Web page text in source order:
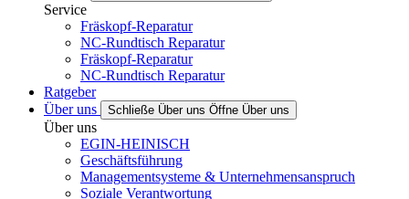
Service
Fräskopf-Reparatur
NC-Rundtisch Reparatur
Fräskopf-Reparatur
NC-Rundtisch Reparatur
Ratgeber
Über uns
Schließe Über uns Öffne Über uns
Über uns
EGIN-HEINISCH
Geschäftsführung
Managementsysteme & Unternehmensanspruch
Soziale Verantwortung